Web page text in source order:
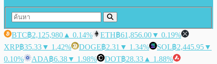
BTC฿2,125,980 ▲ 0.14% ETH฿61,856.00▼ 0.19%
XRP฿35.33▼ 1.42% DOGE฿2.31 ▼ 1.34% SOL฿2,445.95▼
0.10%
ADA฿6.38▼ 1.98% DOT฿28.33 ▲ 1.88%